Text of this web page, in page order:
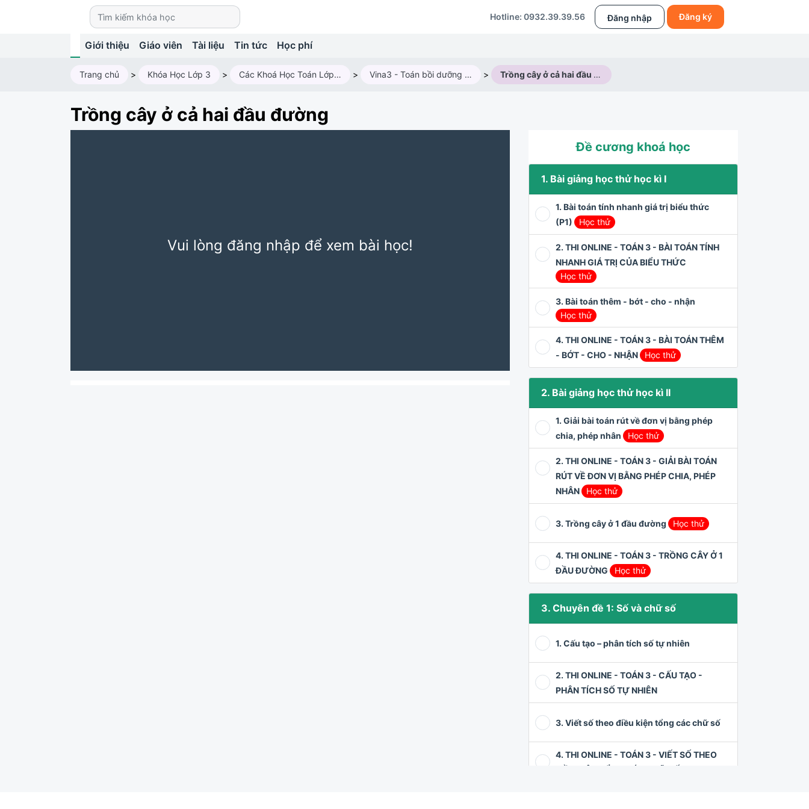
Hotline: 0932.39.39.56 Đăng nhập Đăng ký
Giới thiệu Giáo viên Tài liệu Tin tức Học phí
Trang chủ > Khóa Học Lớp 3 > Các Khoá Học Toán Lớp 3 > Vina3 - Toán bồi dưỡng HSG lớp 3 > Trồng cây ở cả hai đầu đường
Trồng cây ở cả hai đầu đường
Vui lòng đăng nhập để xem bài học!
Đề cương khoá học
1. Bài giảng học thử học kì I
1. Bài toán tính nhanh giá trị biểu thức
(P1)
Học thử
2. THI ONLINE - TOÁN 3 - BÀI TOÁN TÍNH
NHANH GIÁ TRỊ CỦA BIỂU THỨC
Học thử
3. Bài toán thêm - bớt - cho - nhận
Học thử
4. THI ONLINE - TOÁN 3 - BÀI TOÁN THÊM
- BỚT - CHO - NHẬN
Học thử
2. Bài giảng học thử học kì II
1. Giải bài toán rút về đơn vị bằng phép
chia, phép nhân
Học thử
2. THI ONLINE - TOÁN 3 - GIẢI BÀI TOÁN
RÚT VỀ ĐƠN VỊ BẰNG PHÉP CHIA, PHÉP
NHÂN
Học thử
3. Trồng cây ở 1 đầu đường Học thử
4. THI ONLINE - TOÁN 3 - TRỒNG CÂY Ở 1
ĐẦU ĐƯỜNG
Học thử
3. Chuyên đề 1: Số và chữ số
1. Cấu tạo – phân tích số tự nhiên
2. THI ONLINE - TOÁN 3 - CẤU TẠO -
PHÂN TÍCH SỐ TỰ NHIÊN
3. Viết số theo điều kiện tổng các chữ số
4. THI ONLINE - TOÁN 3 - VIẾT SỐ THEO